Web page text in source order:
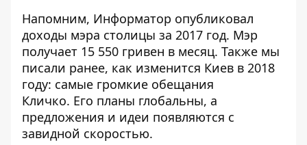
Напомним, Информатор опубликовал
доходы мэра столицы за 2017 год. Мэр
получает 15 550 гривен в месяц. Также мы
писали ранее, как изменится Киев в 2018
году: самые громкие обещания
Кличко. Его планы глобальны, а
предложения и идеи появляются с
завидной скоростью.